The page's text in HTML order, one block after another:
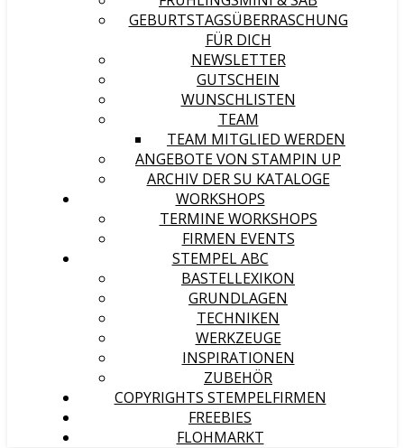
GEBURTSTAGSÜBERRASCHUNG
FÜR DICH
NEWSLETTER
GUTSCHEIN
WUNSCHLISTEN
TEAM
TEAM MITGLIED WERDEN
ANGEBOTE VON STAMPIN UP
ARCHIV DER SU KATALOGE
WORKSHOPS
TERMINE WORKSHOPS
FIRMEN EVENTS
STEMPEL ABC
BASTELLEXIKON
GRUNDLAGEN
TECHNIKEN
WERKZEUGE
INSPIRATIONEN
ZUBEHÖR
COPYRIGHTS STEMPELFIRMEN
FREEBIES
FLOHMARKT